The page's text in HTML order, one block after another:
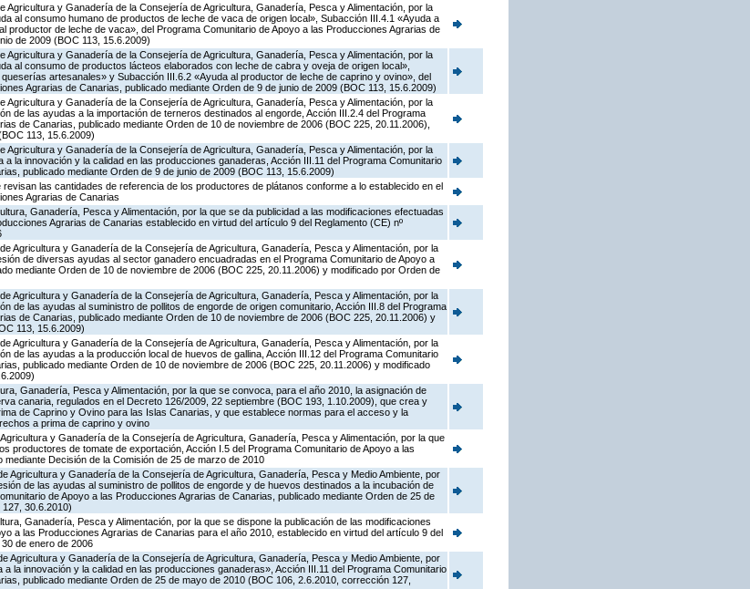
Agricultura y Ganadería de la Consejería de Agricultura, Ganadería, Pesca y Alimentación, por la
al consumo humano de productos de leche de vaca de origen local», Subacción III.4.1 «Ayuda a
productor de leche de vaca», del Programa Comunitario de Apoyo a las Producciones Agrarias de
de 2009 (BOC 113, 15.6.2009)
Agricultura y Ganadería de la Consejería de Agricultura, Ganadería, Pesca y Alimentación, por la
al consumo de productos lácteos elaborados con leche de cabra y oveja de origen local»,
artesanales» y Subacción III.6.2 «Ayuda al productor de leche de caprino y ovino», del
Agrarias de Canarias, publicado mediante Orden de 9 de junio de 2009 (BOC 113, 15.6.2009)
Agricultura y Ganadería de la Consejería de Agricultura, Ganadería, Pesca y Alimentación, por la
de las ayudas a la importación de terneros destinados al engorde, Acción III.2.4 del Programa
de Canarias, publicado mediante Orden de 10 de noviembre de 2006 (BOC 225, 20.11.2006),
113, 15.6.2009)
Agricultura y Ganadería de la Consejería de Agricultura, Ganadería, Pesca y Alimentación, por la
la innovación y la calidad en las producciones ganaderas, Acción III.11 del Programa Comunitario
publicado mediante Orden de 9 de junio de 2009 (BOC 113, 15.6.2009)
las cantidades de referencia de los productores de plátanos conforme a lo establecido en el
Agrarias de Canarias
Ganadería, Pesca y Alimentación, por la que se da publicidad a las modificaciones efectuadas
Agrarias de Canarias establecido en virtud del artículo 9 del Reglamento (CE) nº
Agricultura y Ganadería de la Consejería de Agricultura, Ganadería, Pesca y Alimentación, por la
de diversas ayudas al sector ganadero encuadradas en el Programa Comunitario de Apoyo a
mediante Orden de 10 de noviembre de 2006 (BOC 225, 20.11.2006) y modificado por Orden de
Agricultura y Ganadería de la Consejería de Agricultura, Ganadería, Pesca y Alimentación, por la
de las ayudas al suministro de pollitos de engorde de origen comunitario, Acción III.8 del Programa
de Canarias, publicado mediante Orden de 10 de noviembre de 2006 (BOC 225, 20.11.2006) y
113, 15.6.2009)
Agricultura y Ganadería de la Consejería de Agricultura, Ganadería, Pesca y Alimentación, por la
de las ayudas a la producción local de huevos de gallina, Acción III.12 del Programa Comunitario
publicado mediante Orden de 10 de noviembre de 2006 (BOC 225, 20.11.2006) y modificado
Ganadería, Pesca y Alimentación, por la que se convoca, para el año 2010, la asignación de
canaria, regulados en el Decreto 126/2009, 22 septiembre (BOC 193, 1.10.2009), que crea y
de Caprino y Ovino para las Islas Canarias, y que establece normas para el acceso y la
a prima de caprino y ovino
y Ganadería de la Consejería de Agricultura, Ganadería, Pesca y Alimentación, por la que
productores de tomate de exportación, Acción I.5 del Programa Comunitario de Apoyo a las
Decisión de la Comisión de 25 de marzo de 2010
Agricultura y Ganadería de la Consejería de Agricultura, Ganadería, Pesca y Medio Ambiente, por
de las ayudas al suministro de pollitos de engorde y de huevos destinados a la incubación de
de Apoyo a las Producciones Agrarias de Canarias, publicado mediante Orden de 25 de
30.6.2010)
Ganadería, Pesca y Alimentación, por la que se dispone la publicación de las modificaciones
a las Producciones Agrarias de Canarias para el año 2010, establecido en virtud del artículo 9 del
de enero de 2006
Agricultura y Ganadería de la Consejería de Agricultura, Ganadería, Pesca y Medio Ambiente, por
la innovación y la calidad en las producciones ganaderas», Acción III.11 del Programa Comunitario
publicado mediante Orden de 25 de mayo de 2010 (BOC 106, 2.6.2010, corrección 127,